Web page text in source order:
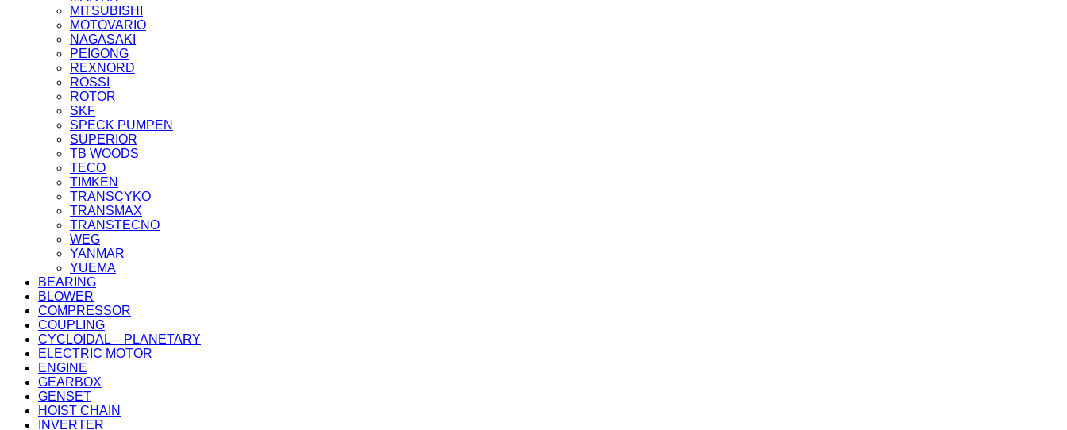
MITSUBISHI
MOTOVARIO
NAGASAKI
PEIGONG
REXNORD
ROSSI
ROTOR
SKF
SPECK PUMPEN
SUPERIOR
TB WOODS
TECO
TIMKEN
TRANSCYKO
TRANSMAX
TRANSTECNO
WEG
YANMAR
YUEMA
BEARING
BLOWER
COMPRESSOR
COUPLING
CYCLOIDAL – PLANETARY
ELECTRIC MOTOR
ENGINE
GEARBOX
GENSET
HOIST CHAIN
INVERTER